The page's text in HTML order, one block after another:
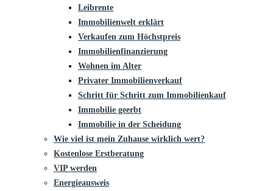
Leibrente
Immobilienwelt erklärt
Verkaufen zum Höchstpreis
Immobilienfinanzierung
Wohnen im Alter
Privater Immobilienverkauf
Schritt für Schritt zum Immobilienkauf
Immobilie geerbt
Immobilie in der Scheidung
Wie viel ist mein Zuhause wirklich wert?
Kostenlose Erstberatung
VIP werden
Energieausweis